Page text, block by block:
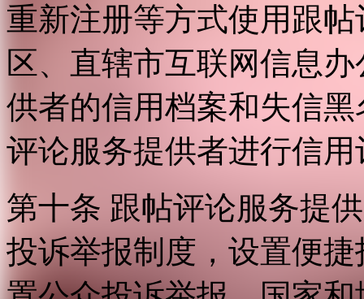
重新注册等方式使用跟
区、直辖市互联网信息
供者的信用档案和失信
评论服务提供者进行信用
第十条 跟帖评论服务提
投诉举报制度，设置便